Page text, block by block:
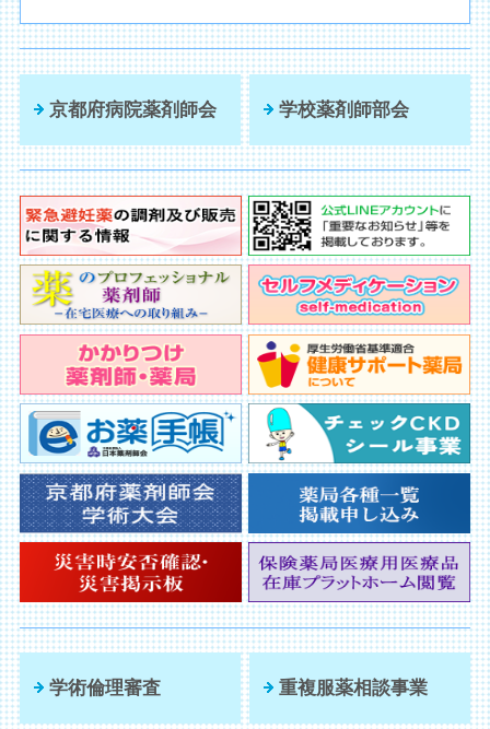
京都府病院薬剤師会 学校薬剤師部会
学術倫理審査 重複服薬相談事業